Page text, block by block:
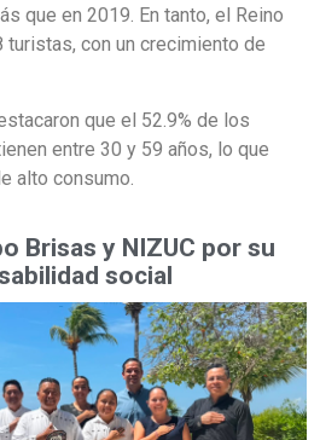
que en 2019. En tanto, el Reino
con un crecimiento de
que el 52.9% de los
entre 30 y 59 años, lo que
alto consumo.
Brisas y NIZUC por su
social